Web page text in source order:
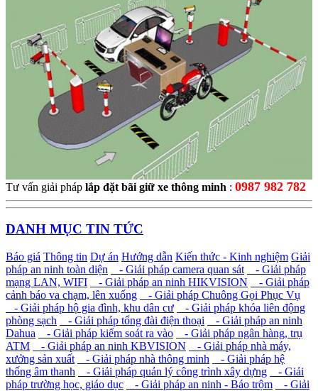
Tư vấn giải pháp lắp đặt bãi giữ xe thông minh : 0987 982 782
DANH MỤC TIN TỨC
Báo giá Thông tin Dự án Hướng dẫn Kiến thức - Kinh nghiệm Giải
pháp an ninh toàn diện
- Giải pháp camera quan sát
- Giải pháp
mạng LAN, WIFI
- Giải pháp an ninh HIKVISION
- Giải pháp
cảnh báo va chạm, lên xuống
- Giải pháp Chuông Gọi Phục Vụ
- Giải pháp hộ gia đình, khu dân cư
- Giải pháp khóa liên động
phòng sạch
- Giải pháp tổng đài điện thoại
- Giải pháp an ninh
Dahua
- Giải pháp kiểm soát ra vào
- Giải pháp ngân hàng, trụ
ATM
- Giải pháp an ninh KBVISION
- Giải pháp nhà máy,
xưởng sản xuất
- Giải pháp nhà thông minh
- Giải pháp hệ
thống âm thanh
- Giải pháp quản lý công trình xây dựng
- Giải
pháp trường học, giáo dục
- Giải pháp an ninh - Báo trộm - Giải